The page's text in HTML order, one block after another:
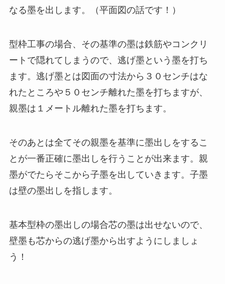
なる墨を出します。（平面図の話です！）
型枠工事の場合、その基準の墨は鉄筋やコンクリ
ートで隠れてしまうので、逃げ墨という墨を打ち
ます。逃げ墨とは図面の寸法から３０センチはな
れたところや５０センチ離れた墨を打ちますが、
親墨は１メートル離れた墨を打ちます。
そのあとは全てその親墨を基準に墨出しをするこ
とが一番正確に墨出しを行うことが出来ます。親
墨がでたらそこから子墨を出していきます。子墨
は壁の墨出しを指します。
基本型枠の墨出しの場合芯の墨は出せないので、
壁墨も芯からの逃げ墨から出すようにしましょ
う！